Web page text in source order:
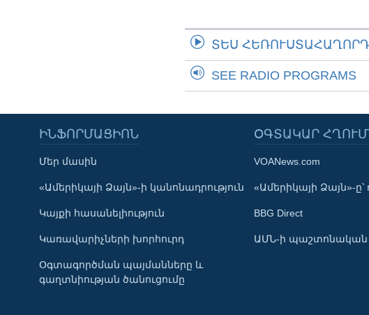
Learning English
ՀԵՏԵՒԵՔ ՄԵԶ
Լեզուներ
ՏԵՍ
SEE RADIO PROGRAMS
ԻՆՖՈՐՄԱՑԻՈՆ
Մեր մասին
«Ամերիկայի Ձայն»-ի կանոնադրություն
Կայքի հասանելիություն
Կառավարիչների խորհուրդ
Օգտագործման պայմանները և
գաղտնիության ծանուցումը
ՕԳՏԱԿԱՐ
VOANews.com
«Ամերիկայի Ձայն»-ը՝
BBG Direct
ԱՄՆ-ի պաշտոնական